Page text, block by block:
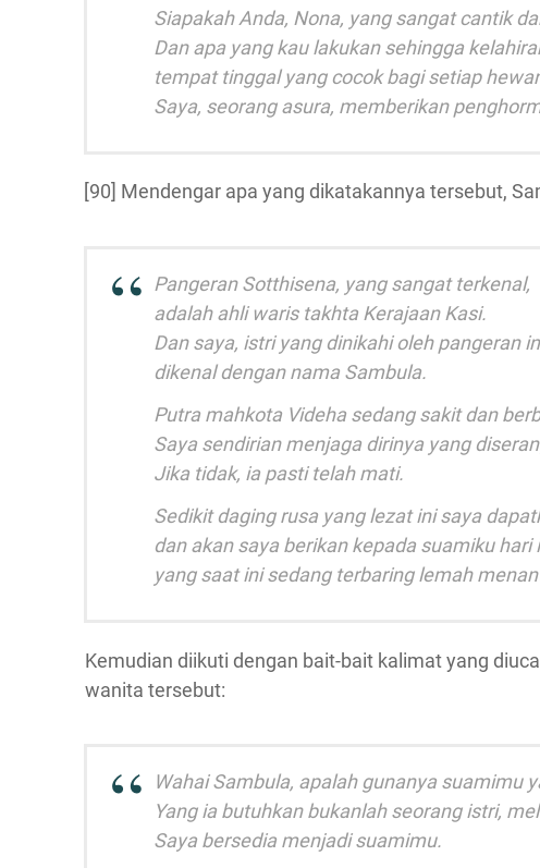
Siapakah Anda, Nona, yang sangat cantik
Dan apa yang kau lakukan sehingga
tempat tinggal yang cocok bagi setiap
Saya, seorang asura, memberikan
[90] Mendengar apa yang dikatakannya tersebut,
Pangeran Sotthisena, yang sangat terkenal,
adalah ahli waris takhta Kerajaan Kasi.
Dan saya, istri yang dinikahi oleh pangeran
dikenal dengan nama Sambula.
Putra mahkota Videha sedang sakit dan
Saya sendirian menjaga dirinya yang
Jika tidak, ia pasti telah mati.
Sedikit daging rusa yang lezat ini saya
dan akan saya berikan kepada suamiku hari
yang saat ini sedang terbaring lemah
Kemudian diikuti dengan bait-bait kalimat yang
wanita tersebut:
Wahai Sambula, apalah gunanya suamimu
Yang ia butuhkan bukanlah seorang istri,
Saya bersedia menjadi suamimu.